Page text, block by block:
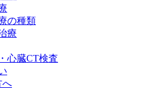
の種類
療
心臓CT検査
へ